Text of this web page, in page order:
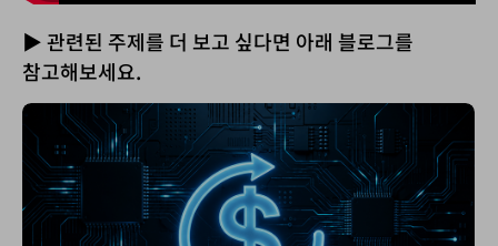
▶ 관련된 주제를 더 보고 싶다면 아래 블로그를
참고해보세요.